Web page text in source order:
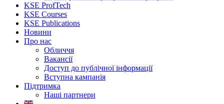
KSE ProfTech
KSE Courses
KSE Publications
Новини
Про нас
Обличчя
Вакансії
Доступ до публічної інформації
Вступна кампанія
Підтримка
Наші партнери